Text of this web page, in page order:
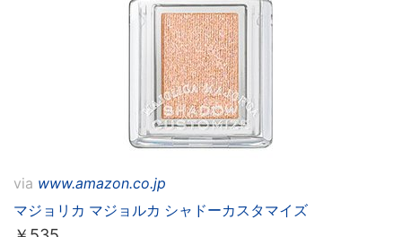
via www.amazon.co.jp
マジョリカ マジョルカ シャドーカスタマイズ